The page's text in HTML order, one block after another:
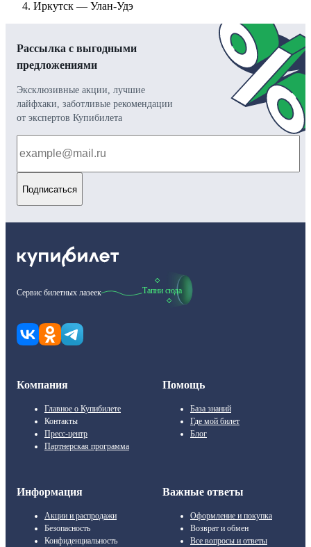
Иркутск — Улан-Удэ
Рассылка с выгодными
предложениями
Эксклюзивные акции, лучшие
лайфхаки, заботливые рекомендации
от экспертов Купибилета
Подписаться
Сервис билетных лазеек Тапни сюда
Компания
Главное о Купибилете
Контакты
Пресс-центр
Партнерская программа
Помощь
База знаний
Где мой билет
Блог
Информация
Акции и распродажи
Безопасность
Конфиденциальность
Важные ответы
Оформление и покупка
Возврат и обмен
Все вопросы и ответы